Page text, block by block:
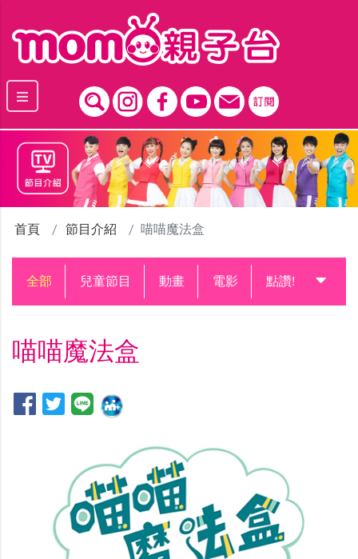
首頁 節目介紹 喵喵魔法盒
全部 兒童節目 動畫 電影 點讚!升級中
喵喵魔法盒